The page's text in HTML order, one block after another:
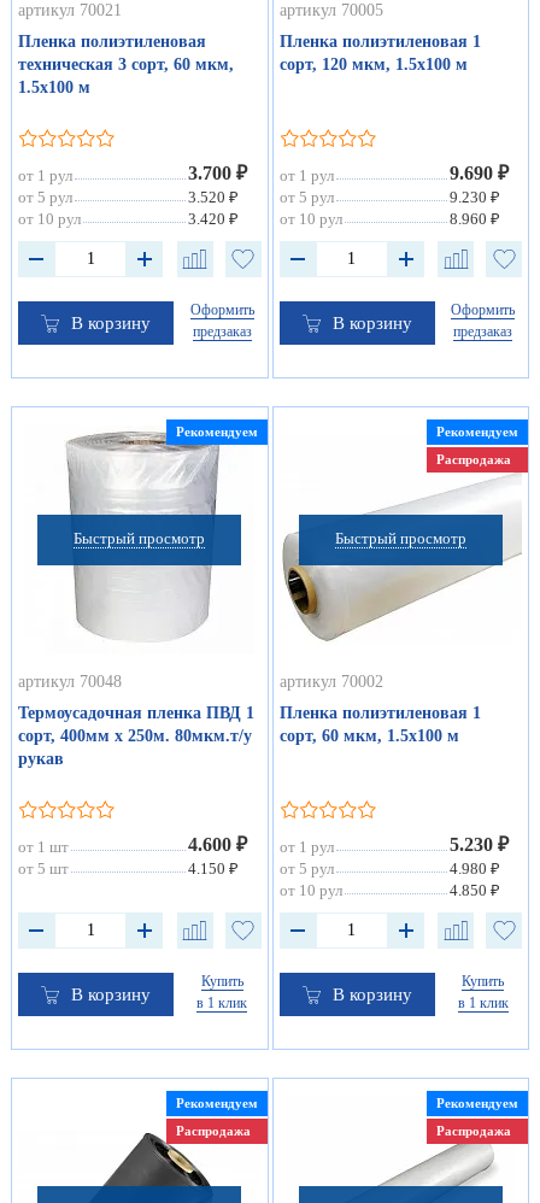
артикул 70021
Пленка полиэтиленовая
техническая 3 сорт, 60 мкм,
1.5х100 м
от 1 рул 3.700 ₽
от 5 рул
3.520 ₽
от 10 рул
3.420 ₽
В корзину
Оформить
предзаказ
артикул 70005
Пленка полиэтиленовая 1
сорт, 120 мкм, 1.5х100 м
от 1 рул 9.690 ₽
от 5 рул
9.230 ₽
от 10 рул
8.960 ₽
В корзину
Оформить
предзаказ
Быстрый просмотр
Рекомендуем
артикул 70048
Термоусадочная пленка ПВД 1
сорт, 400мм х 250м. 80мкм.т/у
рукав
от 1 шт 4.600 ₽
от 5 шт 4.150 ₽
В корзину
Купить
в 1 клик
Быстрый просмотр
Рекомендуем
Распродажа
артикул 70002
Пленка полиэтиленовая 1
сорт, 60 мкм, 1.5х100 м
от 1 рул 5.230 ₽
от 5 рул
4.980 ₽
от 10 рул
4.850 ₽
В корзину
Купить
в 1 клик
Рекомендуем
Распродажа
Рекомендуем
Распродажа